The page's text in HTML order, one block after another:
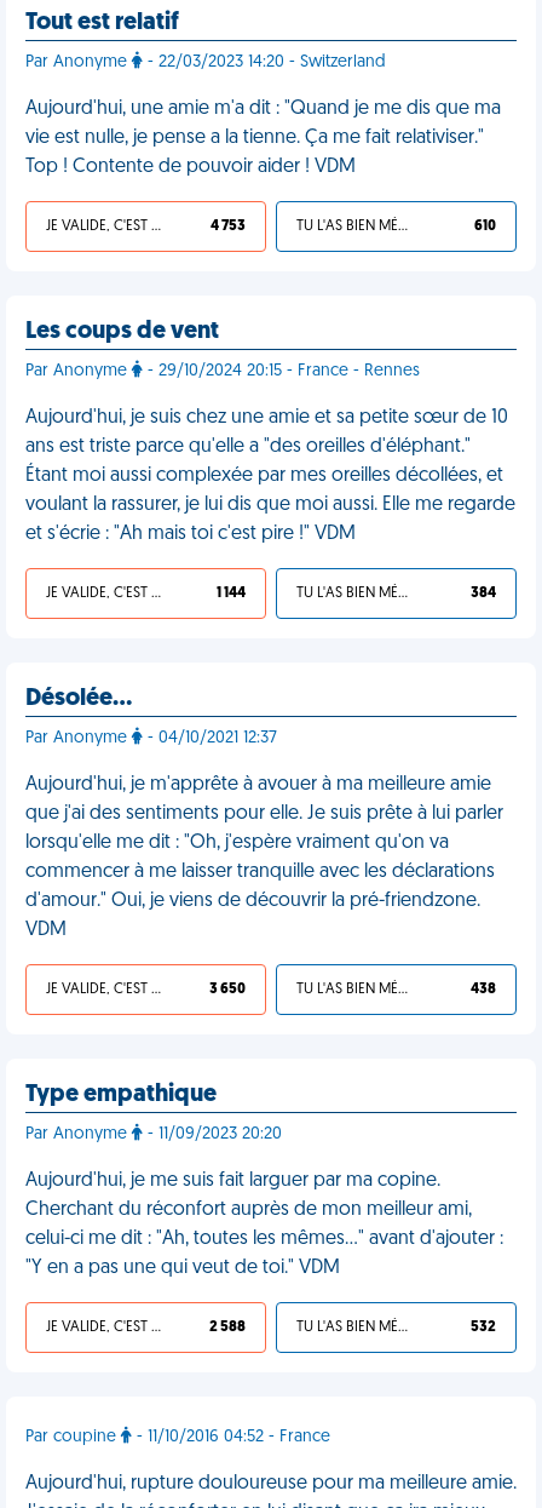
Tout est relatif
Par Anonyme - 22/03/2023 14:20 - Switzerland
Aujourd'hui, une amie m'a dit : "Quand je me dis que ma
vie est nulle, je pense a la tienne. Ça me fait relativiser."
Top ! Contente de pouvoir aider ! VDM
JE VALIDE, C'EST UNE VDM 4 753 TU L'AS BIEN MÉRITÉ 610
Les coups de vent
Par Anonyme - 29/10/2024 20:15 - France - Rennes
Aujourd'hui, je suis chez une amie et sa petite sœur de 10
ans est triste parce qu'elle a "des oreilles d'éléphant."
Étant moi aussi complexée par mes oreilles décollées, et
voulant la rassurer, je lui dis que moi aussi. Elle me regarde
et s'écrie : "Ah mais toi c'est pire !" VDM
JE VALIDE, C'EST UNE VDM 1 144 TU L'AS BIEN MÉRITÉ 384
Désolée…
Par Anonyme - 04/10/2021 12:37
Aujourd'hui, je m'apprête à avouer à ma meilleure amie
que j'ai des sentiments pour elle. Je suis prête à lui parler
lorsqu'elle me dit : "Oh, j'espère vraiment qu'on va
commencer à me laisser tranquille avec les déclarations
d'amour." Oui, je viens de découvrir la pré-friendzone.
VDM
JE VALIDE, C'EST UNE VDM 3 650 TU L'AS BIEN MÉRITÉ 438
Type empathique
Par Anonyme - 11/09/2023 20:20
Aujourd'hui, je me suis fait larguer par ma copine.
Cherchant du réconfort auprès de mon meilleur ami,
celui-ci me dit : "Ah, toutes les mêmes…" avant d'ajouter :
"Y en a pas une qui veut de toi." VDM
JE VALIDE, C'EST UNE VDM 2 588 TU L'AS BIEN MÉRITÉ 532
Par coupine - 11/10/2016 04:52 - France
Aujourd'hui, rupture douloureuse pour ma meilleure amie.